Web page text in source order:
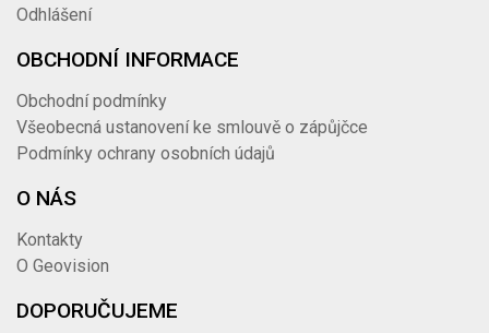
Odhlášení
OBCHODNÍ INFORMACE
Obchodní podmínky
Všeobecná ustanovení ke smlouvě o zápůjčce
Podmínky ochrany osobních údajů
O NÁS
Kontakty
O Geovision
DOPORUČUJEME